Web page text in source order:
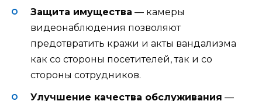
Защита имущества — камеры
видеонаблюдения позволяют
предотвратить кражи и акты вандализма
как со стороны посетителей, так и со
стороны сотрудников.
Улучшение качества обслуживания —